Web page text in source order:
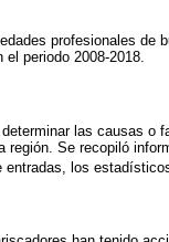
profesionales
el periodo 2008-2018.
las causas o
Se recopiló
entradas, los